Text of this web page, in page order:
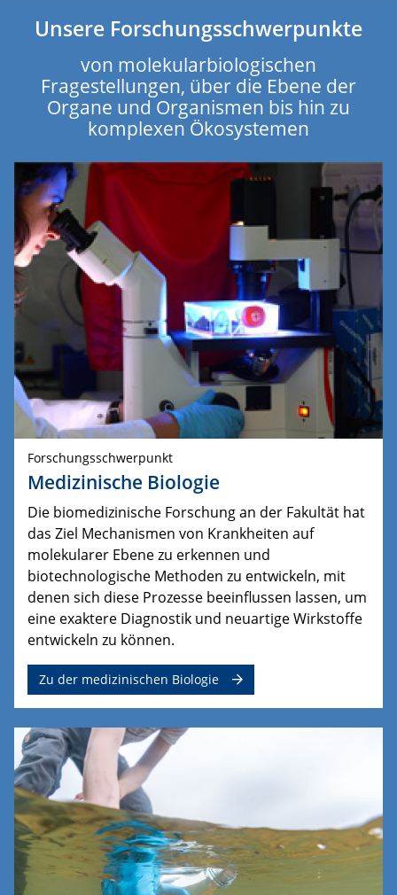
Unsere Forschungsschwerpunkte
von molekularbiologischen
Fragestellungen, über die Ebene der
Organe und Organismen bis hin zu
komplexen Ökosystemen
Forschungsschwerpunkt
Medizinische Biologie
Die biomedizinische Forschung an der Fakultät hat
das Ziel Mechanismen von Krankheiten auf
molekularer Ebene zu erkennen und
biotechnologische Methoden zu entwickeln, mit
denen sich diese Prozesse beeinflussen lassen, um
eine exaktere Diagnostik und neuartige Wirkstoffe
entwickeln zu können.
Zu der medizinischen Biologie